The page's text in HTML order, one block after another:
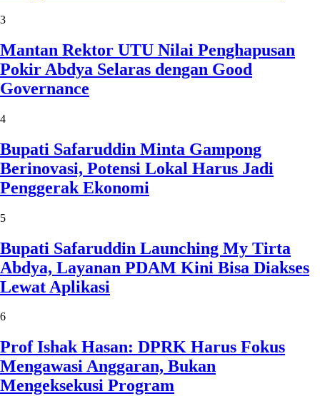
3
Mantan Rektor UTU Nilai Penghapusan
Pokir Abdya Selaras dengan Good
Governance
4
Bupati Safaruddin Minta Gampong
Berinovasi, Potensi Lokal Harus Jadi
Penggerak Ekonomi
5
Bupati Safaruddin Launching My Tirta
Abdya, Layanan PDAM Kini Bisa Diakses
Lewat Aplikasi
6
Prof Ishak Hasan: DPRK Harus Fokus
Mengawasi Anggaran, Bukan
Mengeksekusi Program